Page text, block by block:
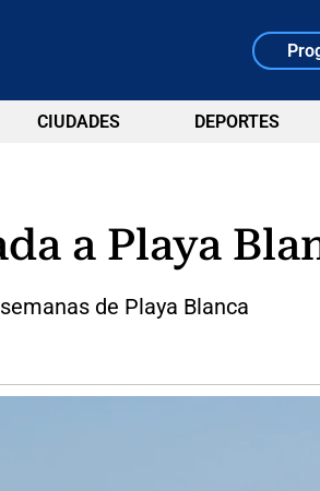
CIUDADES DEPORTES
a Playa
de Playa Blanca